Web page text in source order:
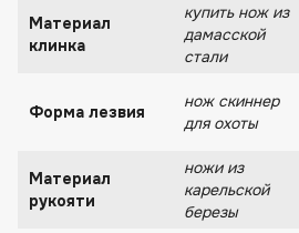
Материал
клинка
купить нож из
дамасской
стали
Форма лезвия
нож скиннер
для охоты
Материал
рукояти
ножи из
карельской
березы